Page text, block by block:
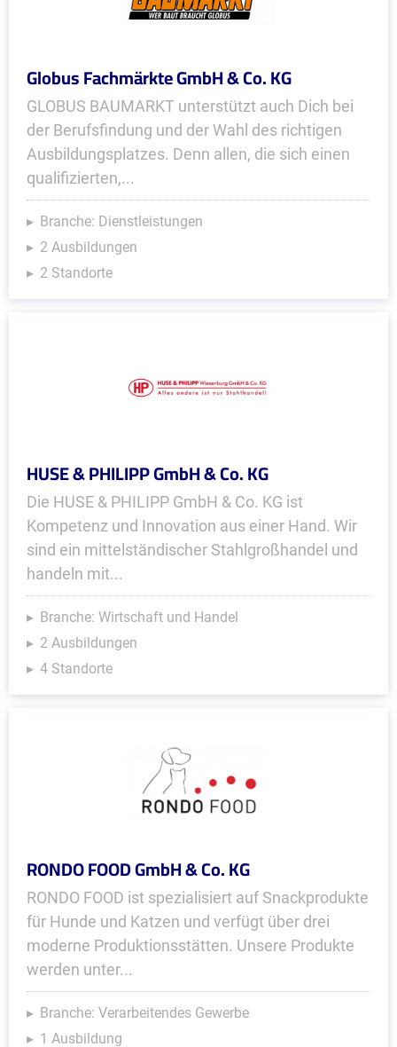
Globus Fachmärkte GmbH & Co. KG
GLOBUS BAUMARKT unterstützt auch Dich bei
der Berufsfindung und der Wahl des richtigen
Ausbildungsplatzes. Denn allen, die sich einen
qualifizierten,...
Branche: Dienstleistungen
2 Ausbildungen
2 Standorte
HUSE & PHILIPP GmbH & Co. KG
Die HUSE & PHILIPP GmbH & Co. KG ist
Kompetenz und Innovation aus einer Hand. Wir
sind ein mittelständischer Stahlgroßhandel und
handeln mit...
Branche: Wirtschaft und Handel
2 Ausbildungen
4 Standorte
RONDO FOOD GmbH & Co. KG
RONDO FOOD ist spezialisiert auf Snackprodukte
für Hunde und Katzen und verfügt über drei
moderne Produktionsstätten. Unsere Produkte
werden unter...
Branche: Verarbeitendes Gewerbe
1 Ausbildung